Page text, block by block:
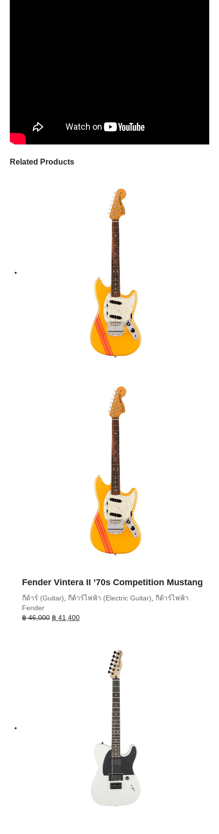
Related Products
Fender Vintera II ’70s Competition Mustang
กีต้าร์ (Guitar) กีต้าร์ไฟฟ้า (Electric Guitar) กีต้าร์ไฟฟ้า
Fender
฿46,000 Original
฿ 41,400Current